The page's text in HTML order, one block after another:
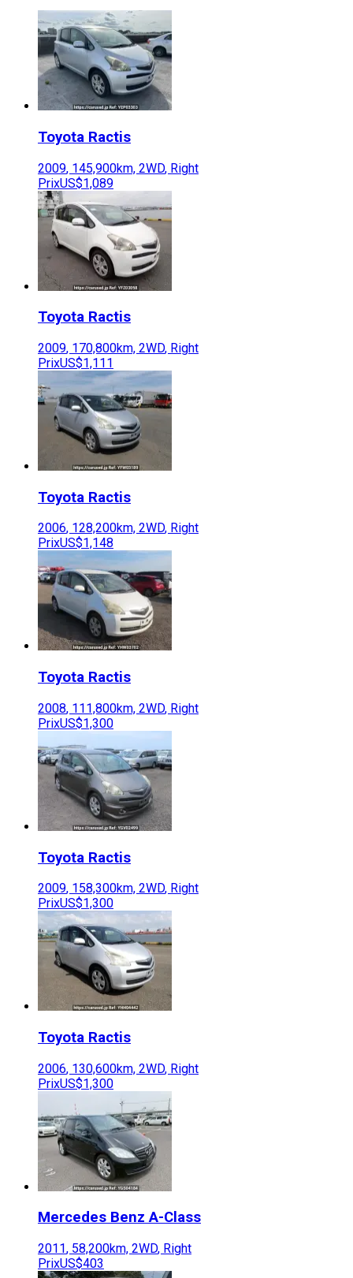
Toyota Ractis
2009, 145,900km, 2WD, Right
PrixUS$1,089
Toyota Ractis
2009, 170,800km, 2WD, Right
PrixUS$1,111
Toyota Ractis
2006, 128,200km, 2WD, Right
PrixUS$1,148
Toyota Ractis
2008, 111,800km, 2WD, Right
PrixUS$1,300
Toyota Ractis
2009, 158,300km, 2WD, Right
PrixUS$1,300
Toyota Ractis
2006, 130,600km, 2WD, Right
PrixUS$1,300
Mercedes Benz A-Class
2011, 58,200km, 2WD, Right
PrixUS$403